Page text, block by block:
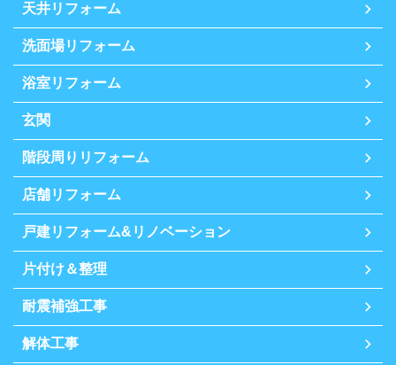
天井リフォーム
洗面場リフォーム
浴室リフォーム
玄関
階段周りリフォーム
店舗リフォーム
戸建リフォーム&リノベーション
片付け＆整理
耐震補強工事
解体工事